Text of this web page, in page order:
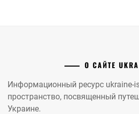
О САЙТЕ
Информационный ресурс ukraine-
пространство, посвященный
Украине.